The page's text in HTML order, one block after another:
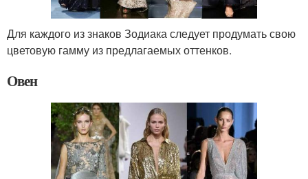
Для каждого из знаков Зодиака следует продумать свою
цветовую гамму из предлагаемых оттенков.
Овен